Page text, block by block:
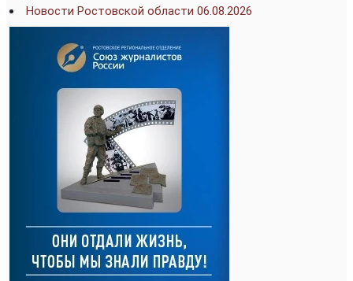
Новости Ростовской области 06.08.2026